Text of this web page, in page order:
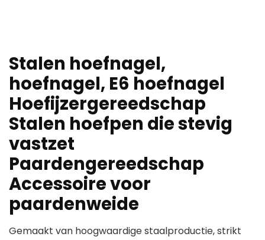
Stalen hoefnagel,
hoefnagel, E6 hoefnagel
Hoefijzergereedschap
Stalen hoefpen die stevig
vastzet
Paardengereedschap
Accessoire voor
paardenweide
Gemaakt van hoogwaardige staalproductie, strikt